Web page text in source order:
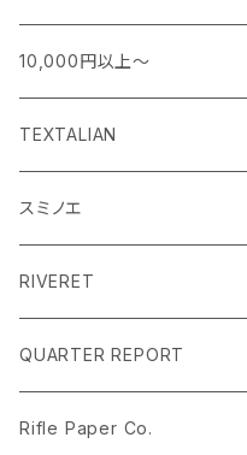
10,000円以上～
TEXTALIAN
スミノエ
MOOMIN ムーミン EDITION.1
ラグ・マット
ドレープカーテン
PEANUTS ピーナッツ
ラグ・マット
SaanaJaOlli サーナヤオッリ
RIVERET
名入れあり
名入れなし
QUARTER REPORT
Rifle Paper Co.